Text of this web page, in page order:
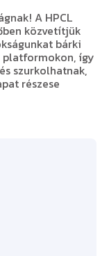
A HPCL
közvetítjük
bárki
így
szurkolhatnak,
részese